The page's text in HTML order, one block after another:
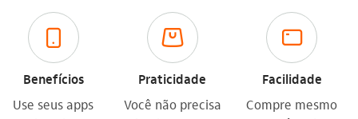
celular_outline
Benefícios
Use seus apps
compras_outline
Praticidade
Você não precisa
cartao_outline
Facilidade
Compre mesmo